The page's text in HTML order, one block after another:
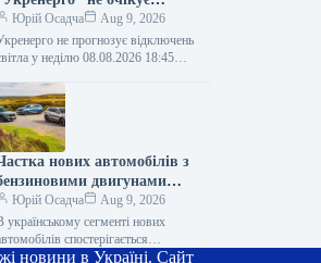
електроенергії в
Юрій Осадча
Aug 9, 2026
не прогнозує відключень
у неділю 08.08.2026 18:45
не передбачаються жодні
нових автомобілів з
двигунами
на українському
– Укравтопром
Юрій Осадча
Aug 9, 2026
українському сегменті нових
спостерігається
частки машин з
новини в Україні. Сайт